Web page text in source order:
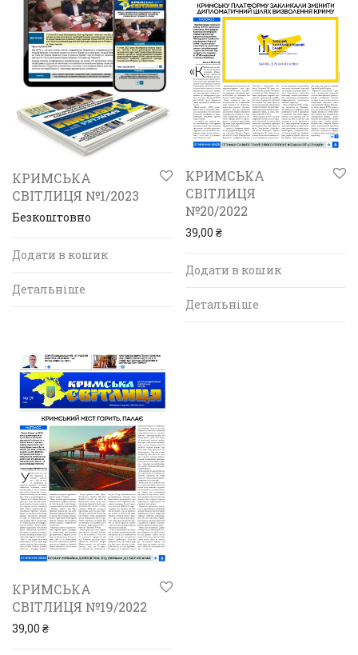
КРИМСЬКА
СВІТЛИЦЯ №1/2023
Безкоштовно
Додати в кошик
Детальніше
КРИМСЬКА
СВІТЛИЦЯ
№20/2022
39,00 ₴
Додати в кошик
Детальніше
КРИМСЬКА
СВІТЛИЦЯ №19/2022
39,00 ₴